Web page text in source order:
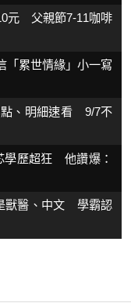
元 父親節7-11咖啡
「累世情緣」小一寫
點、明細速看 9/7不
學歷超狂 他讚爆：
獸醫、中文 學霸認